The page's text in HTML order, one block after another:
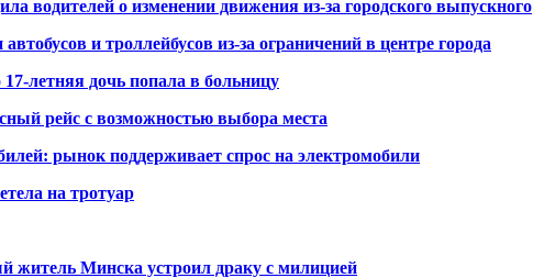
водителей о изменении движения из-за городского выпускного
и троллейбусов из-за ограничений в центре города
летняя дочь попала в больницу
рейс с возможностью выбора места
рынок поддерживает спрос на электромобили
на тротуар
житель Минска устроил драку с милицией